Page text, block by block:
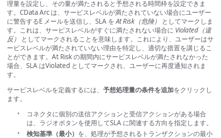
理量を設定し、その量が満たされると予想される時間枠を設定できま
す。CData Arc は、サービスレベルが満たされていない場合にユーザー
に警告するE メールを送信し、SLA をAt Risk（危険）
としてマークしま
す。これは、サービスレベルがすぐに満たされない場合に Violated（違
反）
としてマークされることを意味します。これにより、ユーザーはサ
ービスレベルが満たされていない理由を特定し、適切な措置を講じるこ
とができます。At Risk の期間内にサービスレベルが満たされなかった
場合、SLA はViolated としてマークされ、ユーザーに再度通知されま
す。
サービスレベルを定義するには、 予想処理量の条件を追加をクリックし
ます。
コネクタに個別の送信アクションと受信アクションがある場合
は、ラジオボタンを使用してSLA に関連する方向を指定します。
検知基準（最小） を、処理が予想されるトランザクションの最小